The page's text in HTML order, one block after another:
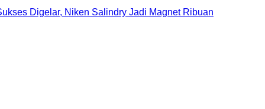
Digelar, Niken Salindry Jadi Magnet Ribuan